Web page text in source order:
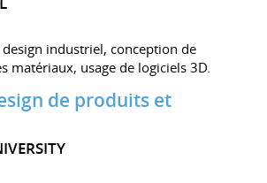
industriel, conception de
matériaux, usage de logiciels 3D.
de produits et